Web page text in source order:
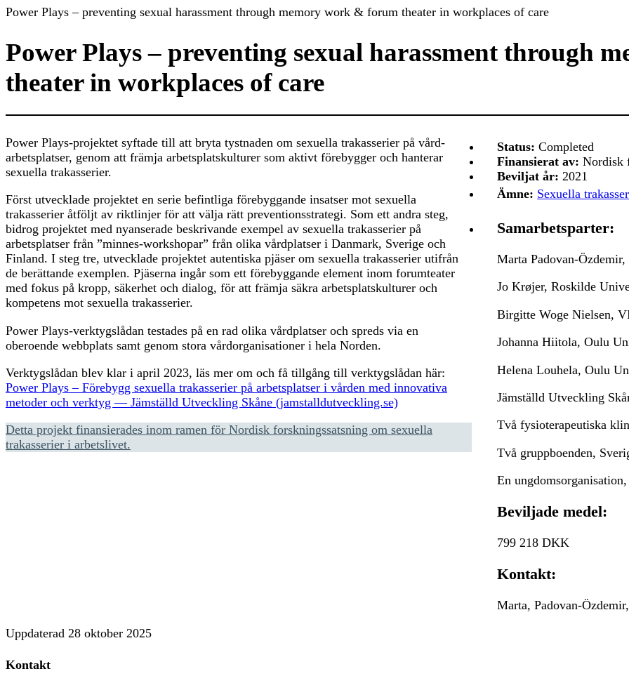
Power Plays – preventing sexual harassment through memory work & forum theater in workplaces of care
Power Plays – preventing sexual harassment through
theater in workplaces of care
Power Plays-projektet syftade till att bryta tystnaden om sexuella trakasserier på vård-
arbetsplatser, genom att främja arbetsplatskulturer som aktivt förebygger och hanterar
sexuella trakasserier.
Först utvecklade projektet en serie befintliga förebyggande insatser mot sexuella
trakasserier åtföljt av riktlinjer för att välja rätt preventionsstrategi. Som ett andra steg,
bidrog projektet med nyanserade beskrivande exempel av sexuella trakasserier på
arbetsplatser från ”minnes-workshopar” från olika vårdplatser i Danmark, Sverige och
Finland. I steg tre, utvecklade projektet autentiska pjäser om sexuella trakasserier utifrån
de berättande exemplen. Pjäserna ingår som ett förebyggande element inom forumteater
med fokus på kropp, säkerhet och dialog, för att främja säkra arbetsplatskulturer och
kompetens mot sexuella trakasserier.
Power Plays-verktygslådan testades på en rad olika vårdplatser och spreds via en
oberoende webbplats samt genom stora vårdorganisationer i hela Norden.
Verktygslådan blev klar i april 2023, läs mer om och få tillgång till verktygslådan här:
Power Plays – Förebygg sexuella trakasserier på arbetsplatser i vården med innovativa
metoder och verktyg — Jämställd Utveckling Skåne (jamstalldutveckling.se)
Detta projekt finansierades inom ramen för Nordisk forskningssatsning om sexuella
trakasserier i arbetslivet.
Status: Completed
Finansierat av: Nordisk
Beviljat år: 2021
Ämne: Sexuella
Samarbetsparter:
Marta Padovan-
Jo Krøjer, Roskilde
Birgitte Woge Nielsen,
Johanna Hiitola, Oulu
Helena Louhela, Oulu
Jämställd Utveckling
Två fysioterapeutiska
Två gruppboenden,
En
Beviljade medel:
799 218 DKK
Kontakt:
Marta, Padovan-
Uppdaterad 28 oktober 2025
Kontakt